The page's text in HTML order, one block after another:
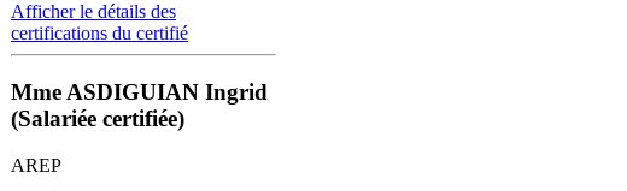
Afficher le détails des
certifications du certifié
Mme ASDIGUIAN Ingrid
(Salariée certifiée)
AREP